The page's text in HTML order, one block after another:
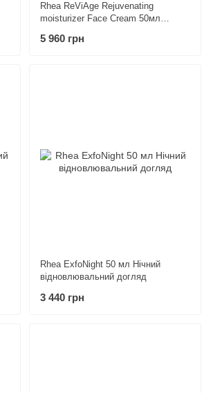
Rhea ReViAge Rejuvenating
moisturizer Face Cream 50мл
для обличчя, 30 +
5 960 грн
Rhea ExfoNight 50 мл Нічний
відновлювальний догляд
3 440 грн